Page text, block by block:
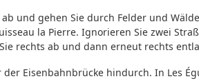
ab und gehen Sie durch Felder und
la Pierre. Ignorieren Sie zwei
rechts ab und dann erneut rechts
der Eisenbahnbrücke hindurch. In Les